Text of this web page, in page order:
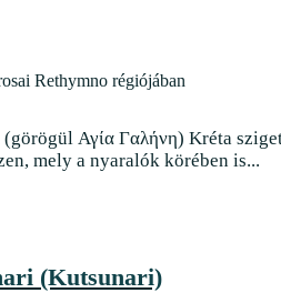
Rethymno régiójában
Αγία Γαλήνη) Kréta
mely a nyaralók körében is...
(Kutsunari)